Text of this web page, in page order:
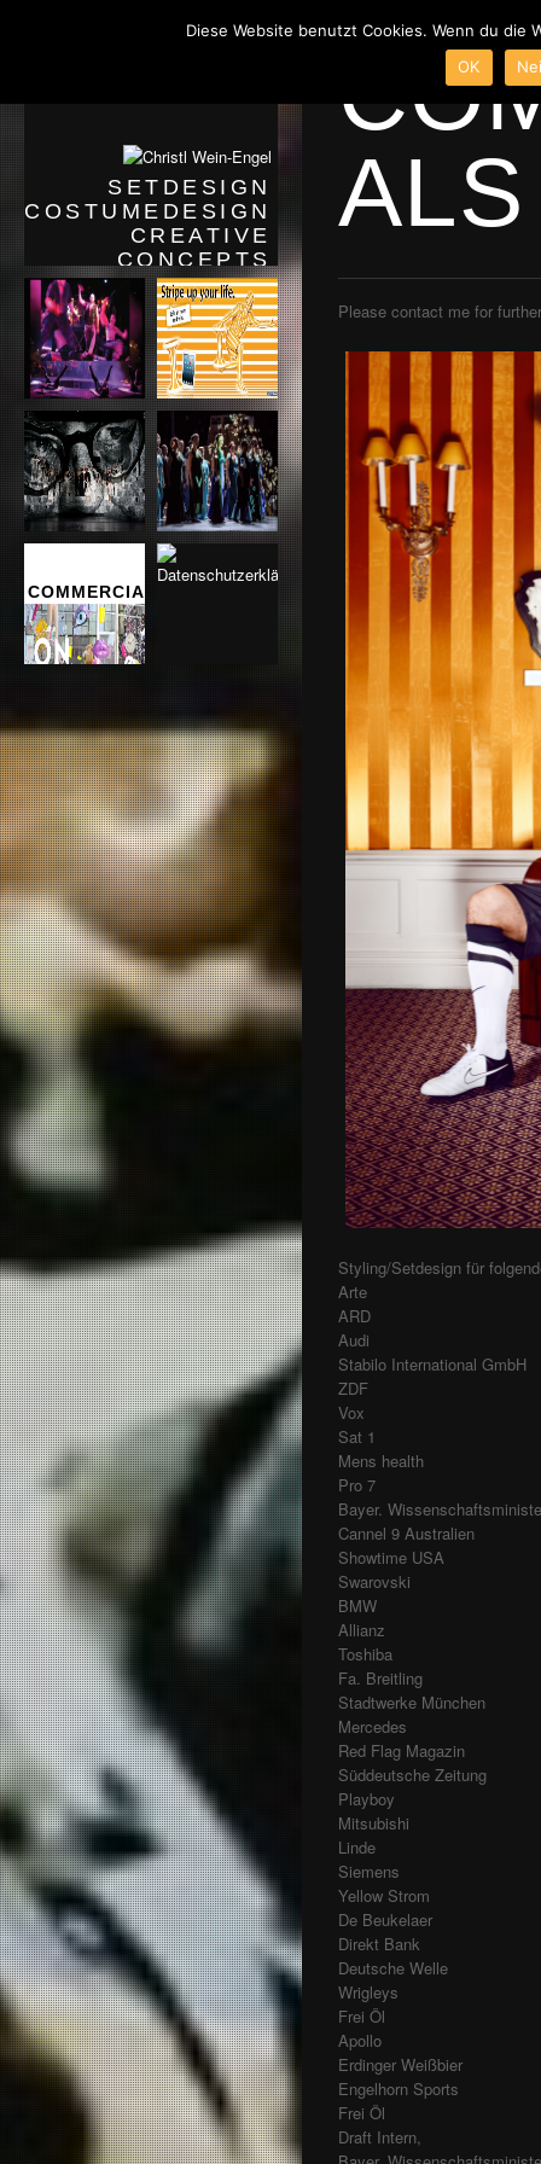
SETDESIGN
COSTUMEDESIGN
CREATIVE
CONCEPTS
THEATER/OPER/MUSICAL/TANZ
FILM/TV/FOTO
VITA CONTACT/IMPRESSUM
COMMERCIALS
DATENSCHUTZERKLÄRUNG
ALS
Please contact me for
Styling/Setdesign für
Arte
ARD
Audi
Stabilo International GmbH
ZDF
Vox
Sat 1
Mens health
Pro 7
Bayer.
Cannel 9 Australien
Showtime USA
Swarovski
BMW
Allianz
Toshiba
Fa. Breitling
Stadtwerke München
Mercedes
Red Flag Magazin
Süddeutsche Zeitung
Playboy
Mitsubishi
Linde
Siemens
Yellow Strom
De Beukelaer
Direkt Bank
Deutsche Welle
Wrigleys
Frei Öl
Apollo
Erdinger Weißbier
Engelhorn Sports
Frei Öl
Draft Intern,
Diese Website benutzt Cookies. Wenn du
OK